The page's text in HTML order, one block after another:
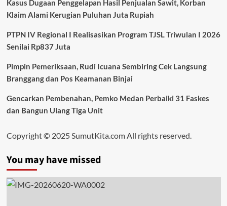
Kasus Dugaan Penggelapan Hasil Penjualan Sawit, Korban
Klaim Alami Kerugian Puluhan Juta Rupiah
PTPN IV Regional I Realisasikan Program TJSL Triwulan I 2026
Senilai Rp837 Juta
Pimpin Pemeriksaan, Rudi Icuana Sembiring Cek Langsung
Branggang dan Pos Keamanan Binjai
Gencarkan Pembenahan, Pemko Medan Perbaiki 31 Faskes
dan Bangun Ulang Tiga Unit
Copyright © 2025 SumutKita.com All rights reserved.
You may have missed